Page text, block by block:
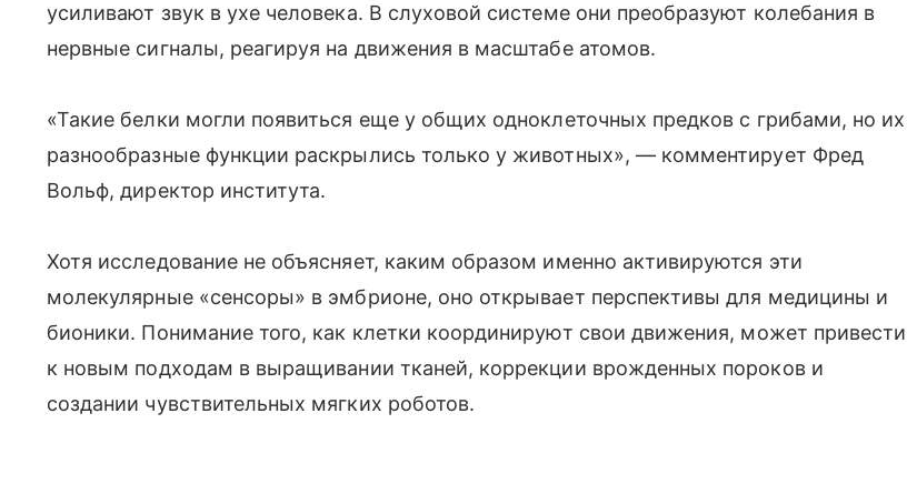
усиливают звук в ухе человека. В слуховой системе они преобразуют колебания в
нервные сигналы, реагируя на движения в масштабе атомов.
«Такие белки могли появиться еще у общих одноклеточных предков с грибами, но их
разнообразные функции раскрылись только у животных», — комментирует Фред
Вольф, директор института.
Хотя исследование не объясняет, каким образом именно активируются эти
молекулярные «сенсоры» в эмбрионе, оно открывает перспективы для медицины и
бионики. Понимание того, как клетки координируют свои движения, может привести
к новым подходам в выращивании тканей, коррекции врожденных пороков и
создании чувствительных мягких роботов.